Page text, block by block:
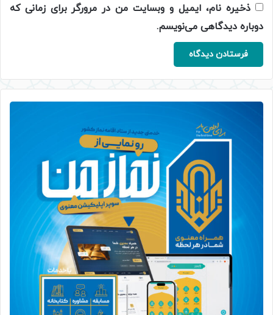
ذخیره نام، ایمیل و وبسایت من در مرورگر برای زمانی که
دوباره دیدگاهی می‌نویسم.